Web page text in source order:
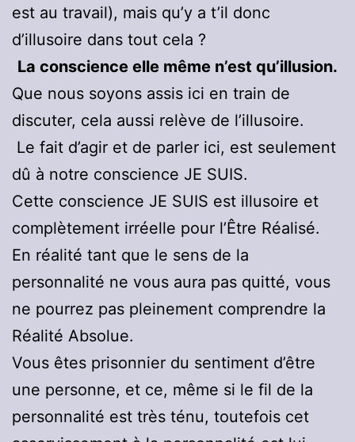
est au travail), mais qu’y a t’il donc
d’illusoire dans tout cela ?
La conscience elle même n’est qu’illusion.
Que nous soyons assis ici en train de
discuter, cela aussi relève de l’illusoire.
Le fait d’agir et de parler ici, est seulement
dû à notre conscience JE SUIS.
Cette conscience JE SUIS est illusoire et
complètement irréelle pour l’Être Réalisé.
En réalité tant que le sens de la
personnalité ne vous aura pas quitté, vous
ne pourrez pas pleinement comprendre la
Réalité Absolue.
Vous êtes prisonnier du sentiment d’être
une personne, et ce, même si le fil de la
personnalité est très ténu, toutefois cet